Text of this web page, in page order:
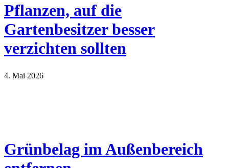
Pflanzen, auf die
Gartenbesitzer besser
verzichten sollten
4. Mai 2026
Grünbelag im Außenbereich